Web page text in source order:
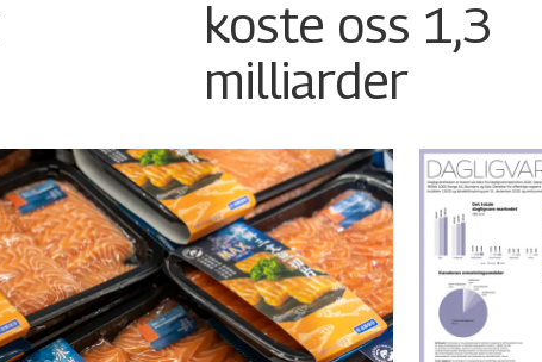
koste oss 1,3
milliarder